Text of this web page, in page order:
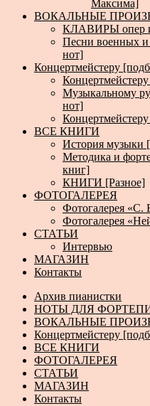
Максима]
ВОКАЛЬНЫЕ
КЛАВИРЫ опер и
Песни военных и
нот]
Концертмейстеру
Музыкальному
нот]
ВСЕ КНИГИ
История музыки
Методика и
книг]
КНИГИ [Разное]
ФОТОГАЛЕРЕЯ
Фотогалерея «С.
Фотогалерея
СТАТЬИ
Интервью
МАГАЗИН
Контакты
Архив пианистки
НОТЫ ДЛЯ
ВОКАЛЬНЫЕ
Концертмейстеру
ВСЕ КНИГИ
ФОТОГАЛЕРЕЯ
СТАТЬИ
МАГАЗИН
Контакты